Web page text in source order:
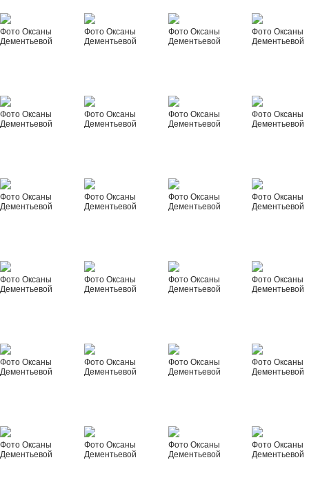
Фото Оксаны
Дементьевой
Фото Оксаны
Дементьевой
Фото Оксаны
Дементьевой
Фото Оксаны
Дементьевой
Фото Оксаны
Дементьевой
Фото Оксаны
Дементьевой
Фото Оксаны
Дементьевой
Фото Оксаны
Дементьевой
Фото Оксаны
Дементьевой
Фото Оксаны
Дементьевой
Фото Оксаны
Дементьевой
Фото Оксаны
Дементьевой
Фото Оксаны
Дементьевой
Фото Оксаны
Дементьевой
Фото Оксаны
Дементьевой
Фото Оксаны
Дементьевой
Фото Оксаны
Дементьевой
Фото Оксаны
Дементьевой
Фото Оксаны
Дементьевой
Фото Оксаны
Дементьевой
Фото Оксаны
Дементьевой
Фото Оксаны
Дементьевой
Фото Оксаны
Дементьевой
Фото Оксаны
Дементьевой